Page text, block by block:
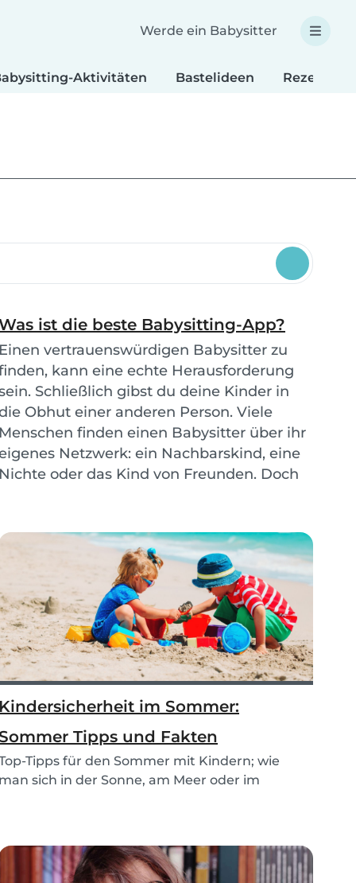
Werde ein Babysitter
Aktivitäten Bastelideen Rezepte
ist die beste Babysitting-App?
Einen vertrauenswürdigen Babysitter zu
kann eine echte Herausforderung
Schließlich gibst du deine Kinder in
Obhut einer anderen Person. Viele
Menschen finden einen Babysitter über ihr
Netzwerk: ein Nachbarskind, eine
Nichte oder das Kind von Freunden. Doch
Kindersicherheit im Sommer:
Tipps und Fakten
Tipps für den Sommer mit Kindern; wie
man sich in der Sonne, am Meer oder im